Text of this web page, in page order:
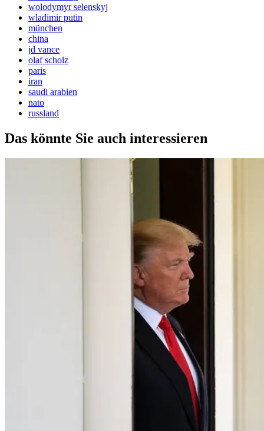
wolodymyr selenskyj
wladimir putin
münchen
china
jd vance
olaf scholz
paris
iran
saudi arabien
nato
russland
Das könnte Sie auch interessieren